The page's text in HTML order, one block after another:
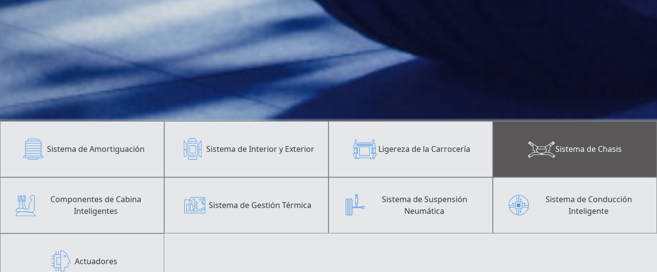
Sistema de Amortiguación Sistema de Interior y Exterior Ligereza de la Carrocería Sistema de Chasis
Componentes de Cabina
Inteligentes
Sistema de Gestión Térmica
Sistema de Suspensión
Neumática
Sistema de Conducción
Inteligente
Actuadores